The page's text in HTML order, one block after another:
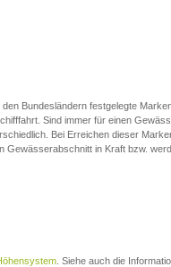
Bundesländern festgelegte
Sind immer für einen
Bei Erreichen dieser
Gewässerabschnitt in Kraft bzw.
. Siehe auch die